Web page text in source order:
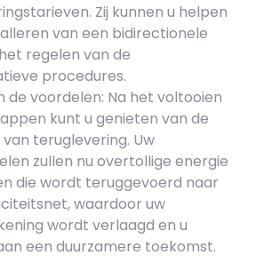
Zij kunnen u helpen
van een bidirectionele
regelen van de
procedures.
de voordelen: Na het voltooien
kunt u genieten van de
teruglevering. Uw
zullen nu overtollige energie
die wordt teruggevoerd naar
waardoor uw
wordt verlaagd en u
een duurzamere toekomst.